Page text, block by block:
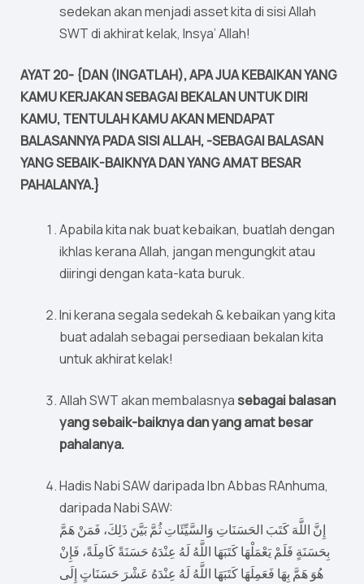
sedekan akan menjadi asset kita di sisi Allah
SWT di akhirat kelak, Insya’ Allah!
AYAT 20- {DAN (INGATLAH), APA JUA KEBAIKAN YANG
KAMU KERJAKAN SEBAGAI BEKALAN UNTUK DIRI
KAMU, TENTULAH KAMU AKAN MENDAPAT
BALASANNYA PADA SISI ALLAH, -SEBAGAI BALASAN
YANG SEBAIK-BAIKNYA DAN YANG AMAT BESAR
PAHALANYA.}
Apabila kita nak buat kebaikan, buatlah dengan
ikhlas kerana Allah, jangan mengungkit atau
diiringi dengan kata-kata buruk.
Ini kerana segala sedekah & kebaikan yang kita
buat adalah sebagai persediaan bekalan kita
untuk akhirat kelak!
Allah SWT akan membalasnya sebagai balasan
yang sebaik-baiknya dan yang amat besar
pahalanya.
Hadis Nabi SAW daripada Ibn Abbas RAnhuma,
daripada Nabi SAW:
إِنَّ اللَّهَ كَتَبَ الحَسَنَاتِ وَالسَّيِّئَاتِ ثُمَّ بَيَّنَ ذَلِكَ، فَمَنْ هَمَّ
بِحَسَنَةٍ فَلَمْ يَعْمَلْهَا كَتَبَهَا اللَّهُ لَهُ عِنْدَهُ حَسَنَةً كَامِلَةً، فَإِنْ
هُوَ هَمَّ بِهَا فَعَمِلَهَا كَتَبَهَا اللَّهُ لَهُ عِنْدَهُ عَشْرَ حَسَنَاتٍ إِلَى